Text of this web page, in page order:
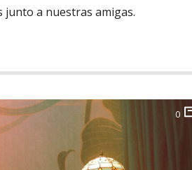
junto a nuestras amigas.
0